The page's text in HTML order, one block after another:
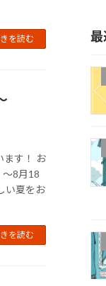
を読む
ます！ お
〜8月18
い夏をお
を読む
最